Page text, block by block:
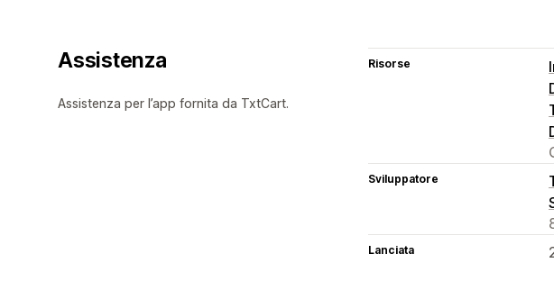
Assistenza
Assistenza per l’app fornita da TxtCart.
Risorse
Sviluppatore
Lanciata